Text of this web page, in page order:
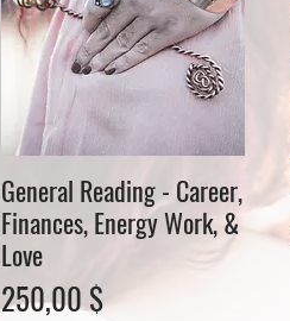
Schnellansicht
General Reading - Career,
Finances, Energy Work, &
Love
Preis
250,00 $